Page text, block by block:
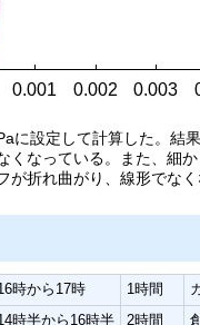
に設定して計算した。結
くなっている。また、細
が折れ曲がり、線形でな
時から17時 1時間
時半から16時半 2時間